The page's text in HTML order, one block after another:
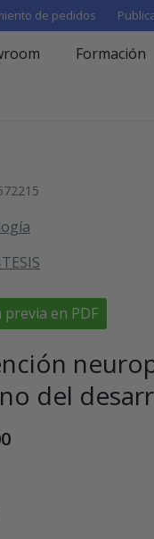
de pedidos
Formación
previa en PDF
del